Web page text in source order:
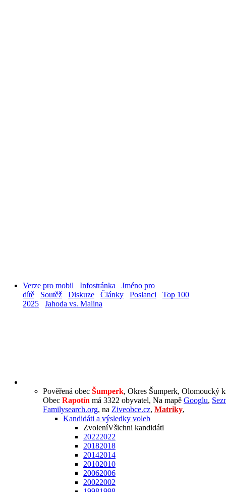
Verze pro mobil Infostránka
Jméno pro
dítě
Soutěž Diskuze Články Poslanci
Top 100
2025
Jahoda vs. Malina
Pověřená obec Šumperk, Okres Šumperk, Olomoucký
Obec Rapotín má 3322 obyvatel, Na mapě Googlu,
Familysearch.org, na Ziveobce.cz, Matriky,
Kandidáti a výsledky voleb
ZvoleníVšichni kandidáti
20222022
20182018
20142014
20102010
20062006
20022002